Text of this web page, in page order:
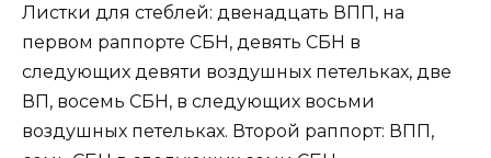
Листки для стеблей: двенадцать ВПП, на
первом раппорте СБН, девять СБН в
следующих девяти воздушных петельках, две
ВП, восемь СБН, в следующих восьми
воздушных петельках. Второй раппорт: ВПП,